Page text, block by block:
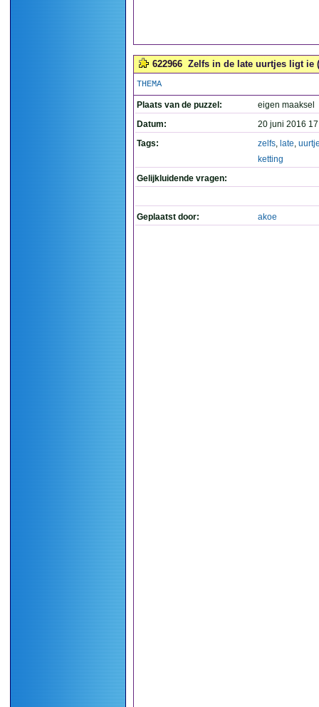
622966 Zelfs in de late uurtjes ligt ie
THEMA
Plaats van de puzzel:
eigen maaksel
Datum:
20 juni 2016
Tags:
zelfs, late,
ketting
Gelijkluidende vragen:
Geplaatst door: akoe